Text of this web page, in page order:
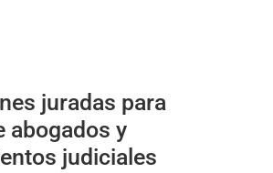
juradas para
abogados y
judiciales